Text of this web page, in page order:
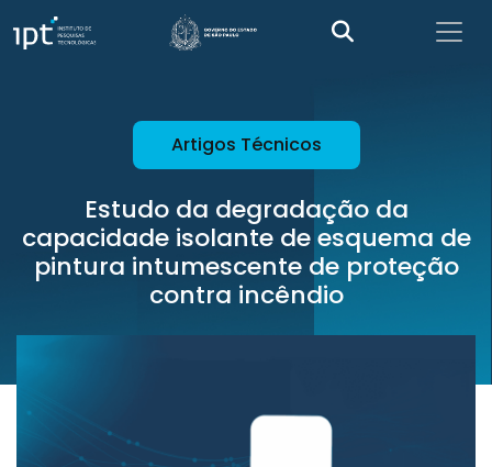
Artigos Técnicos
Estudo da degradação da
capacidade isolante de esquema de
pintura intumescente de proteção
contra incêndio